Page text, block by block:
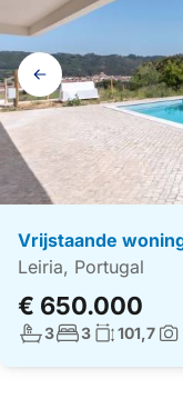
Galerij
navigatie
Vrijstaande
Leiria, Portugal
€ 650.000
Aantal badkamers:
3Aantal
3 101,7